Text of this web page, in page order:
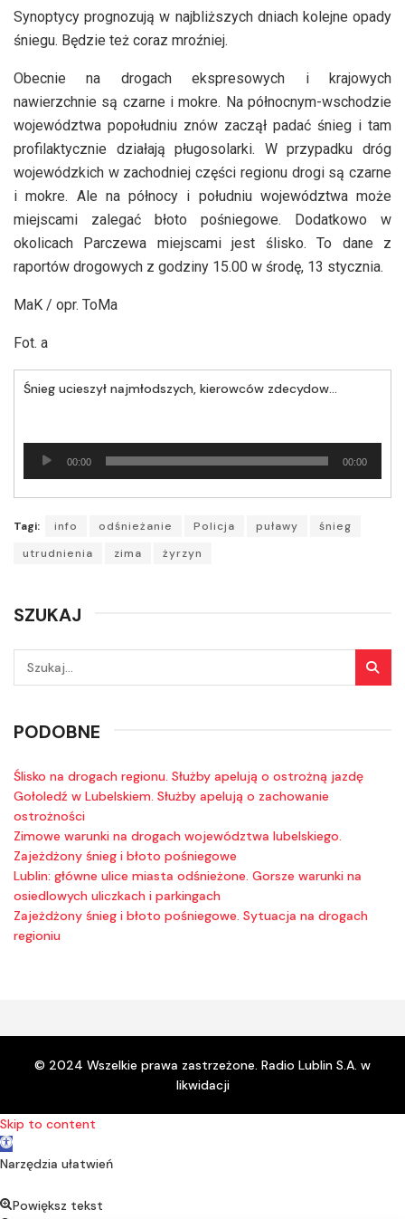
Synoptycy prognozują w najbliższych dniach kolejne opady
śniegu. Będzie też coraz mroźniej.
Obecnie na drogach ekspresowych i krajowych
nawierzchnie są czarne i mokre. Na północnym-wschodzie
województwa popołudniu znów zaczął padać śnieg i tam
profilaktycznie działają pługosolarki. W przypadku dróg
wojewódzkich w zachodniej części regionu drogi są czarne
i mokre. Ale na północy i południu województwa może
miejscami zalegać błoto pośniegowe. Dodatkowo w
okolicach Parczewa miejscami jest ślisko. To dane z
raportów drogowych z godziny 15.00 w środę, 13 stycznia.
MaK / opr. ToMa
Fot. a
Śnieg ucieszył najmłodszych, kierowców zdecydowanie mniej
Odtwarzacz
plików
00:00 00:00
Tagi: info odśnieżanie Policja puławy
śnieg
utrudnienia
zima żyrzyn
SZUKAJ
PODOBNE
Ślisko na drogach regionu. Służby apelują o ostrożną jazdę
Gołoledź w Lubelskiem. Służby apelują o zachowanie
ostrożności
Zimowe warunki na drogach województwa lubelskiego.
Zajeżdżony śnieg i błoto pośniegowe
Lublin: główne ulice miasta odśnieżone. Gorsze warunki na
osiedlowych uliczkach i parkingach
Zajeżdżony śnieg i błoto pośniegowe. Sytuacja na drogach
regioniu
© 2024 Wszelkie prawa zastrzeżone. Radio Lublin S.A. w
likwidacji
Skip to content
Open toolbar
Narzędzia ułatwień
Powiększ tekst